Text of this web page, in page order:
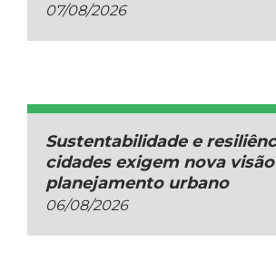
07/08/2026
Sustentabilidade e
cidades exigem nova
planejamento urbano
06/08/2026